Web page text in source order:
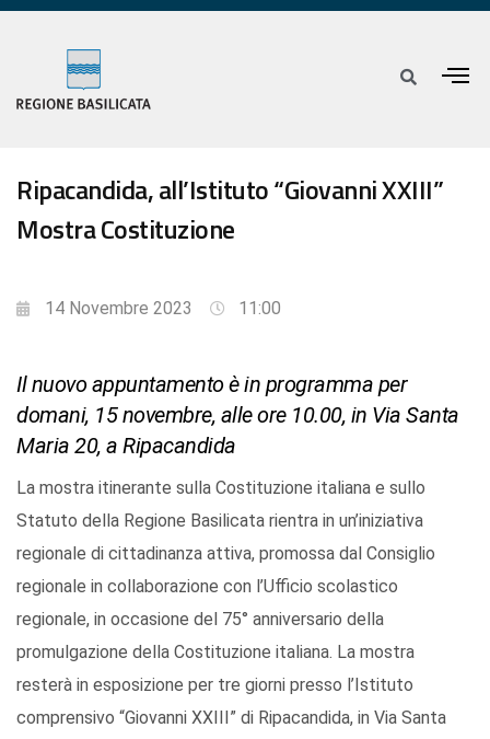
Ripacandida, all’Istituto “Giovanni XXIII”
Mostra Costituzione
14 Novembre 2023 11:00
Il nuovo appuntamento è in programma per
domani, 15 novembre, alle ore 10.00, in Via Santa
Maria 20, a Ripacandida
La mostra itinerante sulla Costituzione italiana e sullo
Statuto della Regione Basilicata rientra in un’iniziativa
regionale di cittadinanza attiva, promossa dal Consiglio
regionale in collaborazione con l’Ufficio scolastico
regionale, in occasione del 75° anniversario della
promulgazione della Costituzione italiana. La mostra
resterà in esposizione per tre giorni presso l’Istituto
comprensivo “Giovanni XXIII” di Ripacandida, in Via Santa